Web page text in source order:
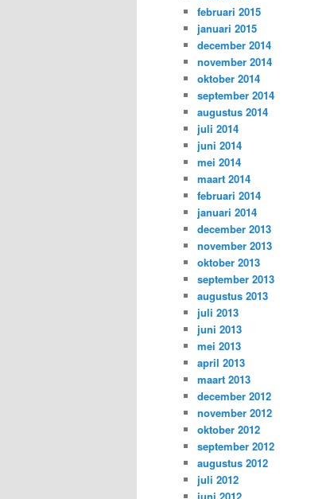
februari 2015
januari 2015
december 2014
november 2014
oktober 2014
september 2014
augustus 2014
juli 2014
juni 2014
mei 2014
maart 2014
februari 2014
januari 2014
december 2013
november 2013
oktober 2013
september 2013
augustus 2013
juli 2013
juni 2013
mei 2013
april 2013
maart 2013
december 2012
november 2012
oktober 2012
september 2012
augustus 2012
juli 2012
juni 2012